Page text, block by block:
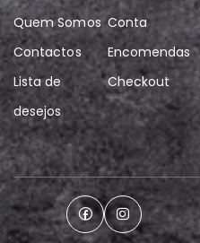
Quem Somos
Contactos
Lista de
desejos
Conta
Encomendas
Checkout